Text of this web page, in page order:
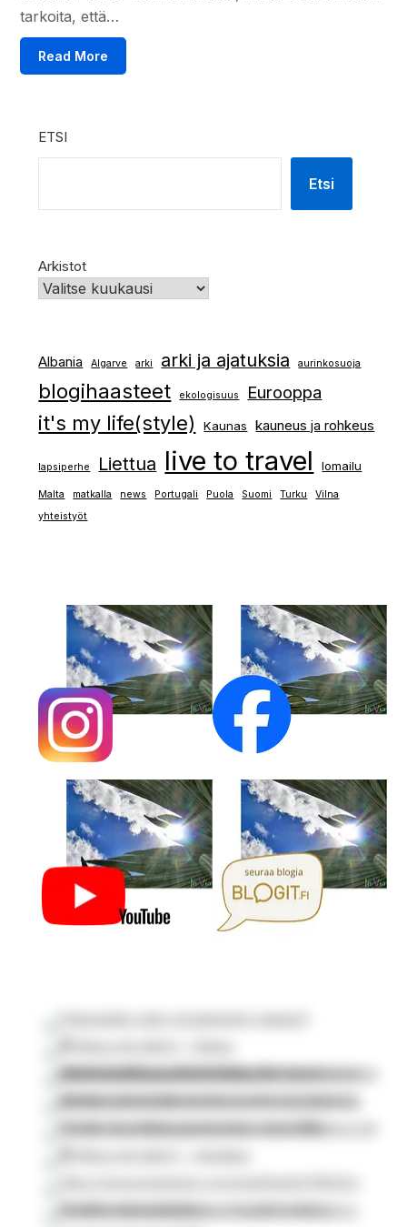
tarkoita, että…
Read More
ETSI
Etsi
Arkistot
Albania Algarve arki arki ja ajatuksia aurinkosuoja
blogihaasteet ekologisuus Eurooppa
it's my life(style) Kaunas kauneus ja rohkeus
lapsiperhe Liettua live to travel lomailu
Malta matkalla news Portugali Puola Suomi Turku
Vilna
yhteistyöt